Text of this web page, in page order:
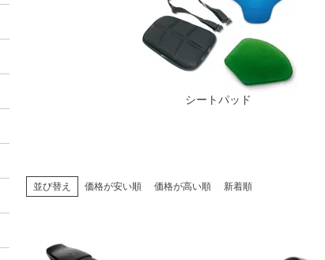
シートパッド
並び替え 価格が安い順 価格が高い順 新着順